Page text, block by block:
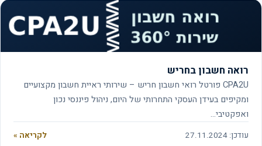
רואה חשבון בחריש
CPA2U פורטל רואי חשבון חריש – שירותי ראיית חשבון מקצועיים
ומקיפים בעידן העסקי התחרותי של היום, ניהול פיננסי נכון
ואפקטיבי…
עודכן: 27.11.2024 לקריאה »